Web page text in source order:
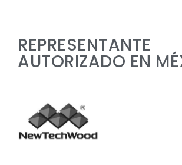
REPRESENTANTE
AUTORIZADO EN